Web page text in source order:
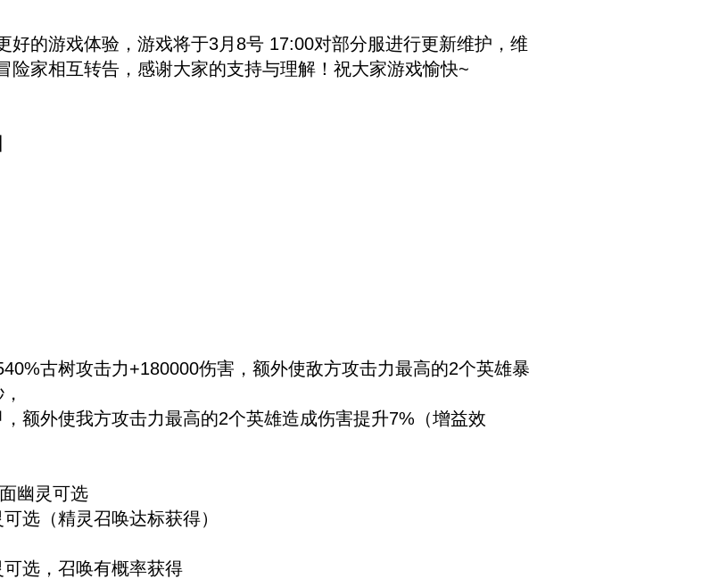
好的游戏体验，游戏将于3月8号 17:00对部分服进行更新维护，维
险家相互转告，感谢大家的支持与理解！祝大家游戏愉快~
古树攻击力+180000伤害，额外使敌方攻击力最高的2个英雄暴
额外使我方攻击力最高的2个英雄造成伤害提升7%（增益效
幽灵可选
选（精灵召唤达标获得）
可选，召唤有概率获得